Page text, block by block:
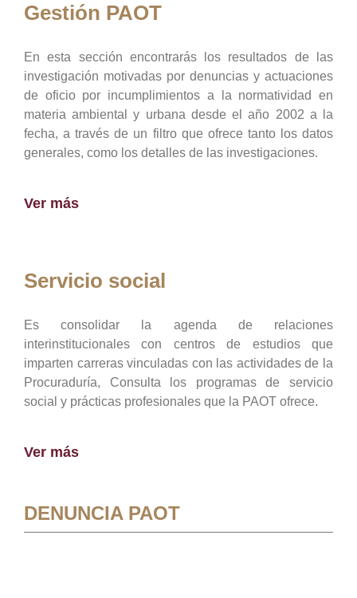
Gestión PAOT
En esta sección encontrarás los resultados de las
investigación motivadas por denuncias y actuaciones
de oficio por incumplimientos a la normatividad en
materia ambiental y urbana desde el año 2002 a la
fecha, a través de un filtro que ofrece tanto los datos
generales, como los detalles de las investigaciones.
Ver más
Servicio social
Es consolidar la agenda de relaciones
interinstitucionales con centros de estudios que
imparten carreras vinculadas con las actividades de la
Procuraduría, Consulta los programas de servicio
social y prácticas profesionales que la PAOT ofrece.
Ver más
DENUNCIA PAOT